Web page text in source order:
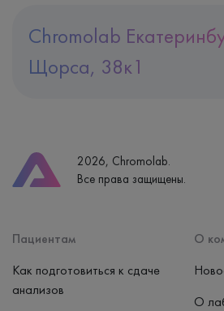
Chromolab
Щорса, 38к1
Часы работы
пн-вс: 7:30-15:00
2026, Chromolab.
Все права защищены.
Пациентам
Как подготовиться к сдаче
анализов
О
О